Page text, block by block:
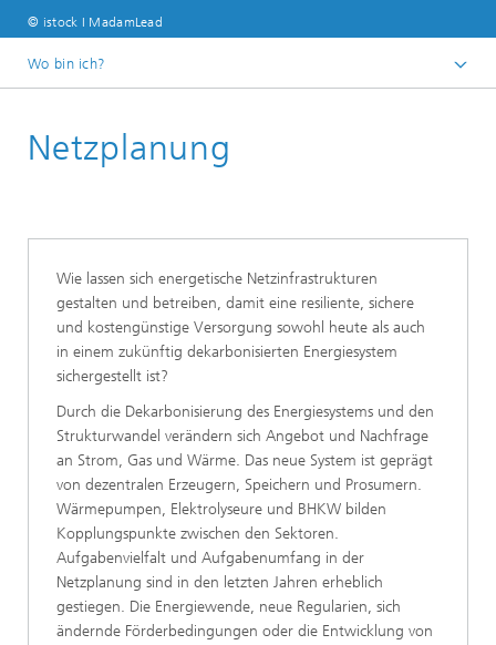
© istock I MadamLead
Wo bin ich?
Geschäftsfelder
Netzplanung
Wie lassen sich energetische Netzinfrastrukturen
gestalten und betreiben, damit eine resiliente, sichere
und kostengünstige Versorgung sowohl heute als auch
in einem zukünftig dekarbonisierten Energiesystem
sichergestellt ist?
Durch die Dekarbonisierung des Energiesystems und den
Strukturwandel verändern sich Angebot und Nachfrage
an Strom, Gas und Wärme. Das neue System ist geprägt
von dezentralen Erzeugern, Speichern und Prosumern.
Wärmepumpen, Elektrolyseure und BHKW bilden
Kopplungspunkte zwischen den Sektoren.
Aufgabenvielfalt und Aufgabenumfang in der
Netzplanung sind in den letzten Jahren erheblich
gestiegen. Die Energiewende, neue Regularien, sich
ändernde Förderbedingungen oder die Entwicklung von